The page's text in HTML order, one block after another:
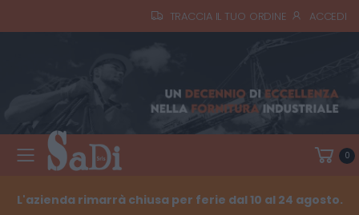
TRACCIA IL TUO ORDINE ACCEDI
Toggle mobile menu 0
L'azienda rimarrà chiusa per ferie dal 10 al 24 agosto.